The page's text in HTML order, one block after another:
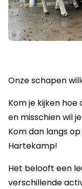
Onze schapen
Kom je kijken
en misschien wil
Kom dan langs
Hartekamp!
Het belooft een
verschillende